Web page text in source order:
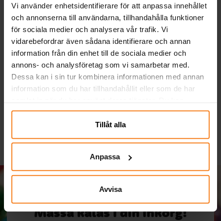
Vi använder enhetsidentifierare för att anpassa innehållet
och annonserna till användarna, tillhandahålla funktioner
för sociala medier och analysera vår trafik. Vi
vidarebefordrar även sådana identifierare och annan
information från din enhet till de sociala medier och
annons- och analysföretag som vi samarbetar med.
Dessa kan i sin tur kombinera informationen med annan
information som du har tillhandahållit eller som de har
närsomhelst ändra ditt samtycke.
Tillåt alla
Anpassa
Avvisa
Ballonger - Vita 10-pack
Pris :29,00 kr
29,00 kr
KÖP
Ballongpump Deluxe
Dual Action
Pris:39,00 kr
39,00 kr
KÖP
Massa kalas i din inkorg!